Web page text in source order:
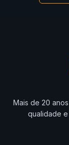
Mais de 20
qualidade